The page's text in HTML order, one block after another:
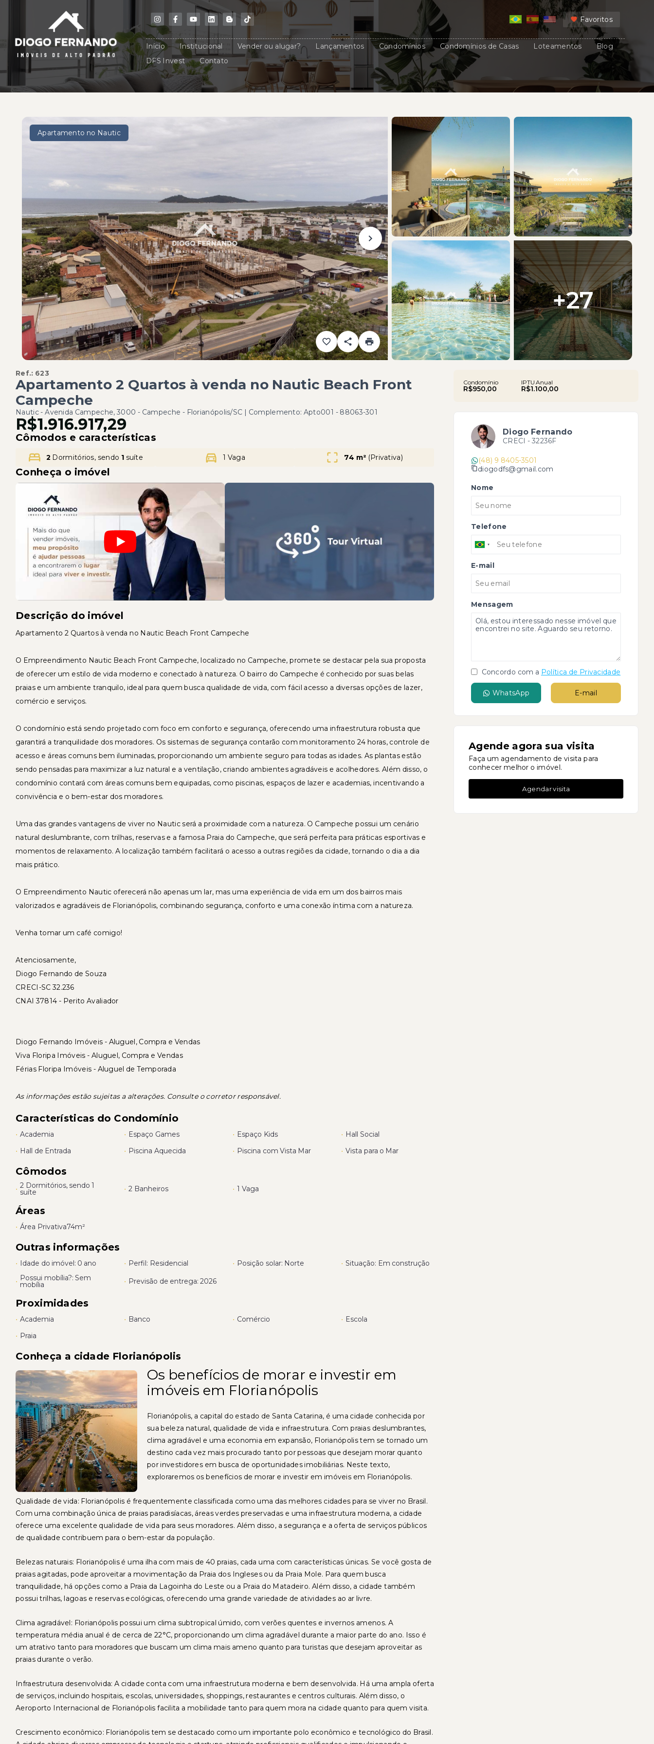
Favoritos
Início Institucional Vender ou alugar? Lançamentos Condomínios Condomínios de Casas Loteamentos
Blog
DFS Invest
Contato
Apartamento no Nautic
+27
Ref.: 623
Apartamento 2 Quartos à venda no Nautic Beach Front
Campeche
Nautic -Avenida Campeche, 3000 - Campeche - Florianópolis/SC | Complemento: Apto001 - 88063-301
R$1.916.917,29
Cômodos e características
2 Dormitórios, sendo 1suíte 1 Vaga 74 m² (Privativa)
Conheça o imóvel
Descrição do imóvel
Apartamento 2 Quartos à venda no Nautic Beach Front Campeche
O Empreendimento Nautic Beach Front Campeche, localizado no Campeche, promete se destacar pela sua proposta
de oferecer um estilo de vida moderno e conectado à natureza. O bairro do Campeche é conhecido por suas belas
praias e um ambiente tranquilo, ideal para quem busca qualidade de vida, com fácil acesso a diversas opções de lazer,
comércio e serviços.
O condomínio está sendo projetado com foco em conforto e segurança, oferecendo uma infraestrutura robusta que
garantirá a tranquilidade dos moradores. Os sistemas de segurança contarão com monitoramento 24 horas, controle de
acesso e áreas comuns bem iluminadas, proporcionando um ambiente seguro para todas as idades. As plantas estão
sendo pensadas para maximizar a luz natural e a ventilação, criando ambientes agradáveis e acolhedores. Além disso, o
condomínio contará com áreas comuns bem equipadas, como piscinas, espaços de lazer e academias, incentivando a
convivência e o bem-estar dos moradores.
Uma das grandes vantagens de viver no Nautic será a proximidade com a natureza. O Campeche possui um cenário
natural deslumbrante, com trilhas, reservas e a famosa Praia do Campeche, que será perfeita para práticas esportivas e
momentos de relaxamento. A localização também facilitará o acesso a outras regiões da cidade, tornando o dia a dia
mais prático.
O Empreendimento Nautic oferecerá não apenas um lar, mas uma experiência de vida em um dos bairros mais
valorizados e agradáveis de Florianópolis, combinando segurança, conforto e uma conexão íntima com a natureza.
Venha tomar um café comigo!
Atenciosamente,
Diogo Fernando de Souza
CRECI-SC 32.236
CNAI 37814 - Perito Avaliador
Diogo Fernando Imóveis - Aluguel, Compra e Vendas
Viva Floripa Imóveis - Aluguel, Compra e Vendas
Férias Floripa Imóveis - Aluguel de Temporada
As informações estão sujeitas a alterações. Consulte o corretor responsável.
Características do Condomínio
• Academia • Espaço Games • Espaço Kids • Hall Social
• Hall de Entrada • Piscina Aquecida • Piscina com Vista Mar • Vista para o Mar
Cômodos
• 2 Dormitórios, sendo 1
suíte • 2 Banheiros • 1 Vaga
Áreas
• Área Privativa74m²
Outras informações
• Idade do imóvel: 0 ano • Perfil: Residencial • Posição solar: Norte • Situação: Em construção
• Possui mobília?: Sem
mobília • Previsão de entrega: 2026
Proximidades
• Academia • Banco • Comércio • Escola
• Praia
Conheça a cidade Florianópolis
Os benefícios de morar e investir em
imóveis em Florianópolis
Florianópolis, a capital do estado de Santa Catarina, é uma cidade conhecida por
sua beleza natural, qualidade de vida e infraestrutura. Com praias deslumbrantes,
clima agradável e uma economia em expansão, Florianópolis tem se tornado um
destino cada vez mais procurado tanto por pessoas que desejam morar quanto
por investidores em busca de oportunidades imobiliárias. Neste texto,
exploraremos os benefícios de morar e investir em imóveis em Florianópolis.
Qualidade de vida: Florianópolis é frequentemente classificada como uma das melhores cidades para se viver no Brasil.
Com uma combinação única de praias paradisíacas, áreas verdes preservadas e uma infraestrutura moderna, a cidade
oferece uma excelente qualidade de vida para seus moradores. Além disso, a segurança e a oferta de serviços públicos
de qualidade contribuem para o bem-estar da população.
Belezas naturais: Florianópolis é uma ilha com mais de 40 praias, cada uma com características únicas. Se você gosta de
praias agitadas, pode aproveitar a movimentação da Praia dos Ingleses ou da Praia Mole. Para quem busca
tranquilidade, há opções como a Praia da Lagoinha do Leste ou a Praia do Matadeiro. Além disso, a cidade também
possui trilhas, lagoas e reservas ecológicas, oferecendo uma grande variedade de atividades ao ar livre.
Clima agradável: Florianópolis possui um clima subtropical úmido, com verões quentes e invernos amenos. A
temperatura média anual é de cerca de 22°C, proporcionando um clima agradável durante a maior parte do ano. Isso é
um atrativo tanto para moradores que buscam um clima mais ameno quanto para turistas que desejam aproveitar as
praias durante o verão.
Infraestrutura desenvolvida: A cidade conta com uma infraestrutura moderna e bem desenvolvida. Há uma ampla oferta
de serviços, incluindo hospitais, escolas, universidades, shoppings, restaurantes e centros culturais. Além disso, o
Aeroporto Internacional de Florianópolis facilita a mobilidade tanto para quem mora na cidade quanto para quem visita.
Crescimento econômico: Florianópolis tem se destacado como um importante polo econômico e tecnológico do Brasil.
Condomínio
R$950,00
IPTU Anual
R$1.100,00
Diogo Fernando
CRECI - 32236F
(48) 9 8405-3501
diogodfs@gmail.com
Nome
Telefone
E-mail
Mensagem
Concordo com a Política de Privacidade
WhatsApp E-mail
Agende agora sua visita
Faça um agendamento de visita para
conhecer melhor o imóvel.
Agendar visita